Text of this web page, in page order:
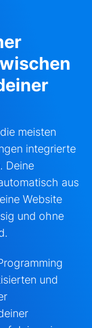
meisten
integrierte
Deine
aus
Website
und ohne
und